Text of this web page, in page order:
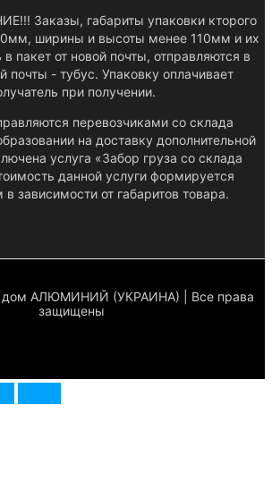
Заказы, габариты упаковки кторого
ширины и высоты менее 110мм и их
в пакет от новой почты, отправляются в
почты - тубус. Упаковку оплачивает
при получении.
перевозчиками со склада
на доставку дополнительной
услуга «Забор груза со склада
данной услуги формируется
в зависимости от габаритов товара.
дом АЛЮМИНИЙ (УКРАИНА) | Все права
защищены